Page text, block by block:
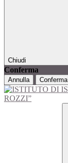
Chiudi
Conferma
Annulla Conferma